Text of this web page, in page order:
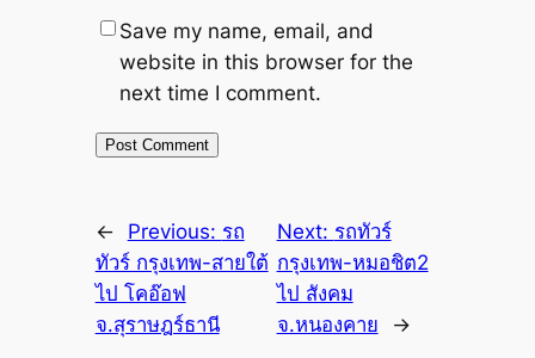
Save my name, email, and
website in this browser for the
next time I comment.
← Previous: รถ
ทัวร์ กรุงเทพ-สายใต้
ไป โคอ๊อฟ
จ.สุราษฎร์ธานี
Next: รถทัวร์
กรุงเทพ-หมอชิต2
ไป สังคม
จ.หนองคาย
→